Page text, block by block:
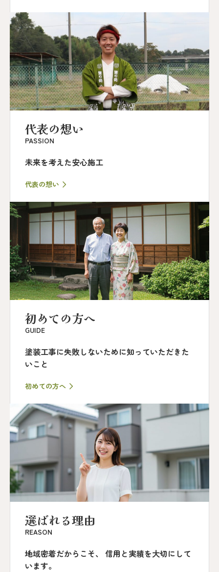
代表の想い
PASSION
未来を考えた安心施工
代表の想い
初めての方へ
GUIDE
塗装工事に失敗しないために知っていただきた
いこと
初めての方へ
選ばれる理由
REASON
地域密着だからこそ、 信用と実績を大切にして
います。